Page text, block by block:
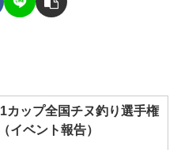
カップ全国チヌ釣り選手権
イベント報告）